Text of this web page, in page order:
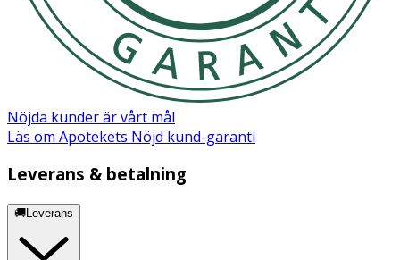
Nöjda kunder är vårt mål
Läs om Apotekets Nöjd kund-garanti
Leverans & betalning
🚚Leverans